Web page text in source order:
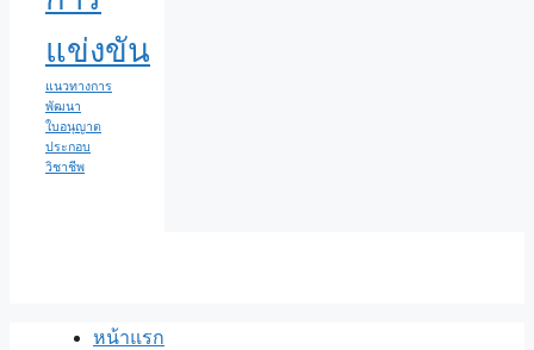
แข่งขัน
แนวทางการ
พัฒนา
ใบอนุญาต
ประกอบ
วิชาชีพ
หน้าแรก